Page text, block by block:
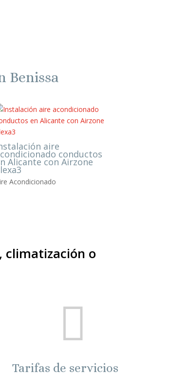
Benissa
aire
conductos
Alicante con Airzone
Acondicionado
climatización o

Tarifas de servicios